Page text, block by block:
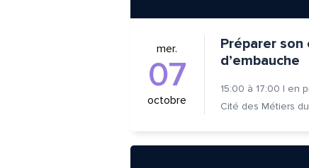
mer.
07
octobre
Préparer
d’embauche
15:00 à 17:00 | en